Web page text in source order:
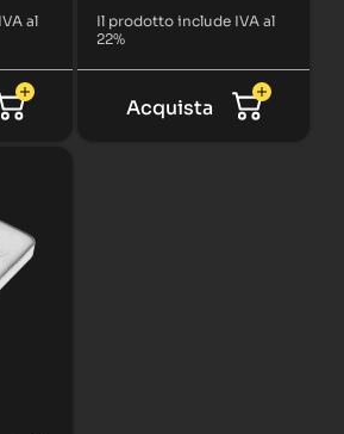
al
Il prodotto include IVA al
22%
Acquista